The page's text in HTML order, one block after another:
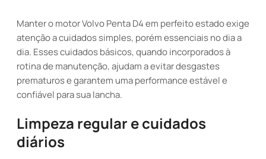
Manter o motor Volvo Penta D4 em perfeito estado exige
atenção a cuidados simples, porém essenciais no dia a
dia. Esses cuidados básicos, quando incorporados à
rotina de manutenção, ajudam a evitar desgastes
prematuros e garantem uma performance estável e
confiável para sua lancha.
Limpeza regular e cuidados
diários